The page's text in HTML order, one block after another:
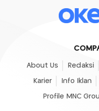
About Us Redaksi
Karier Info Iklan
Profile MNC